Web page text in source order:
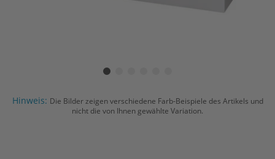
Hinweis: Die Bilder zeigen verschiedene Farb-Beispiele des Artikels und
nicht die von Ihnen gewählte Variation.